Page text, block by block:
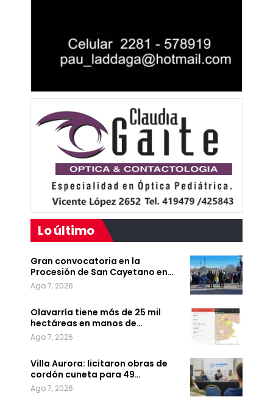
Lo último
Gran convocatoria en la
Procesión de San Cayetano en…
Ago 7, 2026
Olavarría tiene más de 25 mil
hectáreas en manos de…
Ago 7, 2026
Villa Aurora: licitaron obras de
cordón cuneta para 49…
Ago 7, 2026